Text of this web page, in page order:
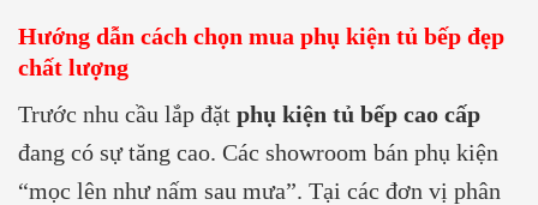
Hướng dẫn cách chọn mua phụ kiện tủ bếp đẹp
chất lượng
Trước nhu cầu lắp đặt phụ kiện tủ bếp cao cấp
đang có sự tăng cao. Các showroom bán phụ kiện
“mọc lên như nấm sau mưa”. Tại các đơn vị phân